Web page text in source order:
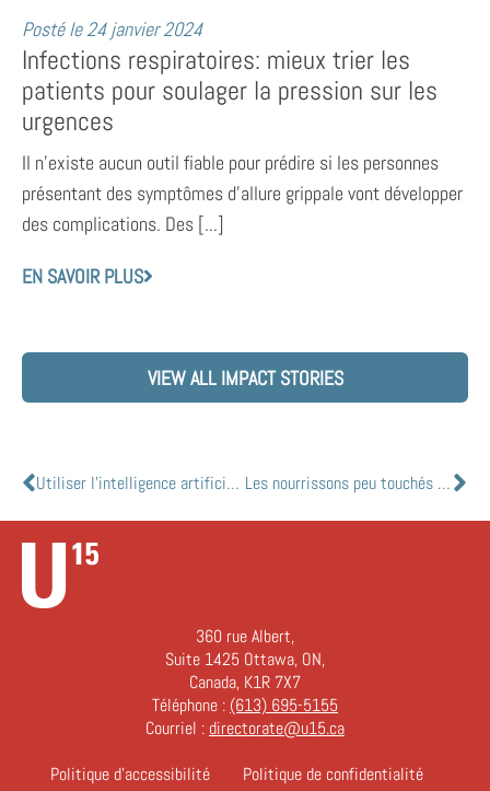
Posté le24 janvier 2024
Infections respiratoires: mieux trier les
patients pour soulager la pression sur les
urgences
Il n’existe aucun outil fiable pour prédire si les personnes
présentant des symptômes d’allure grippale vont développer
des complications. Des [...]
EN SAVOIR PLUS
VIEW ALL IMPACT STORIES
Utiliser l’intelligence artificielle pour éliminer l’arriéré de chirurgie élective pendant la pandémie de COVID-19 Les nourrissons peu touchés par la COVID-19
360 rue Albert,
Suite 1425 Ottawa, ON,
Canada, K1R 7X7
Téléphone : (613) 695-5155
Courriel : directorate@u15.ca
Politique d’accessibilité Politique de confidentialité